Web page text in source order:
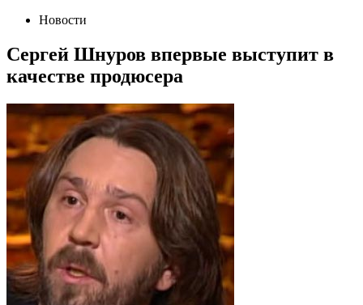
Новости
Сергей Шнуров впервые выступит в
качестве продюсера